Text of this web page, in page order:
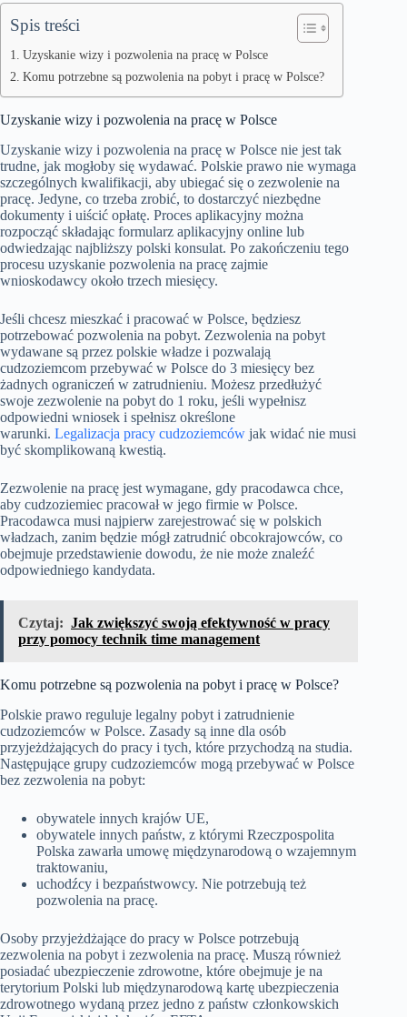
Spis treści
Uzyskanie wizy i pozwolenia na pracę w Polsce
Komu potrzebne są pozwolenia na pobyt i pracę w Polsce?
Uzyskanie wizy i pozwolenia na pracę w Polsce
Uzyskanie wizy i pozwolenia na pracę w Polsce nie jest tak
trudne, jak mogłoby się wydawać. Polskie prawo nie wymaga
szczególnych kwalifikacji, aby ubiegać się o zezwolenie na
pracę. Jedyne, co trzeba zrobić, to dostarczyć niezbędne
dokumenty i uiścić opłatę. Proces aplikacyjny można
rozpocząć składając formularz aplikacyjny online lub
odwiedzając najbliższy polski konsulat. Po zakończeniu tego
procesu uzyskanie pozwolenia na pracę zajmie
wnioskodawcy około trzech miesięcy.
Jeśli chcesz mieszkać i pracować w Polsce, będziesz
potrzebować pozwolenia na pobyt. Zezwolenia na pobyt
wydawane są przez polskie władze i pozwalają
cudzoziemcom przebywać w Polsce do 3 miesięcy bez
żadnych ograniczeń w zatrudnieniu. Możesz przedłużyć
swoje zezwolenie na pobyt do 1 roku, jeśli wypełnisz
odpowiedni wniosek i spełnisz określone
warunki. Legalizacja pracy cudzoziemców jak widać nie musi
być skomplikowaną kwestią.
Zezwolenie na pracę jest wymagane, gdy pracodawca chce,
aby cudzoziemiec pracował w jego firmie w Polsce.
Pracodawca musi najpierw zarejestrować się w polskich
władzach, zanim będzie mógł zatrudnić obcokrajowców, co
obejmuje przedstawienie dowodu, że nie może znaleźć
odpowiedniego kandydata.
Czytaj: Jak zwiększyć swoją efektywność w pracy
przy pomocy technik time management
Komu potrzebne są pozwolenia na pobyt i pracę w Polsce?
Polskie prawo reguluje legalny pobyt i zatrudnienie
cudzoziemców w Polsce. Zasady są inne dla osób
przyjeżdżających do pracy i tych, które przychodzą na studia.
Następujące grupy cudzoziemców mogą przebywać w Polsce
bez zezwolenia na pobyt:
obywatele innych krajów UE,
obywatele innych państw, z którymi Rzeczpospolita
Polska zawarła umowę międzynarodową o wzajemnym
traktowaniu,
uchodźcy i bezpaństwowcy. Nie potrzebują też
pozwolenia na pracę.
Osoby przyjeżdżające do pracy w Polsce potrzebują
zezwolenia na pobyt i zezwolenia na pracę. Muszą również
posiadać ubezpieczenie zdrowotne, które obejmuje je na
terytorium Polski lub międzynarodową kartę ubezpieczenia
zdrowotnego wydaną przez jedno z państw członkowskich